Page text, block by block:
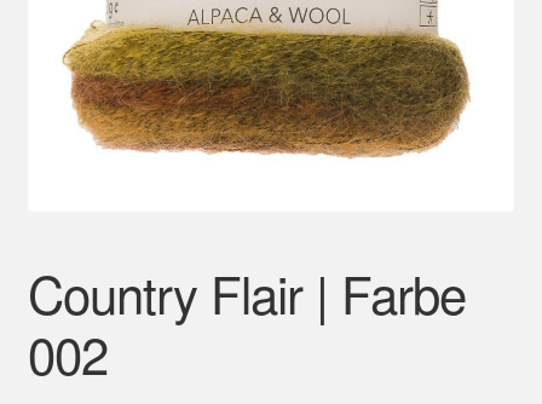
Country Flair | Farbe
002